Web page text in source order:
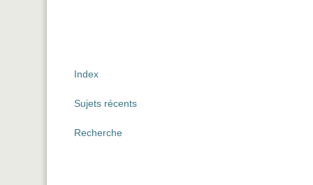
Index
Sujets récents
Recherche